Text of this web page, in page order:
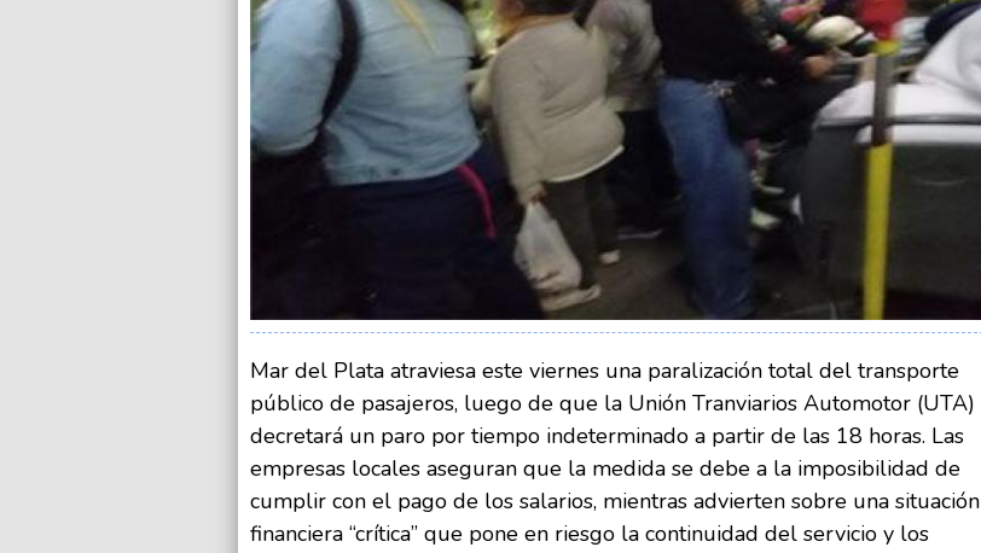
Mar del Plata atraviesa este viernes una paralización total del transporte
público de pasajeros, luego de que la Unión Tranviarios Automotor (UTA)
decretará un paro por tiempo indeterminado a partir de las 18 horas. Las
empresas locales aseguran que la medida se debe a la imposibilidad de
cumplir con el pago de los salarios, mientras advierten sobre una situación
financiera “crítica” que pone en riesgo la continuidad del servicio y los